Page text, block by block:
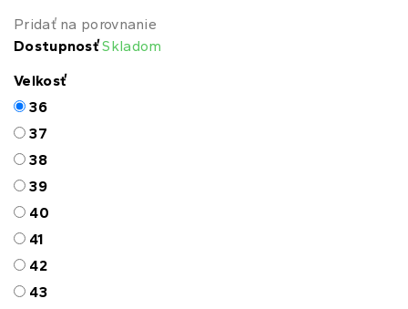
Pridať na porovnanie
Dostupnosť Skladom
Veľkosť
36
37
38
39
40
41
42
43